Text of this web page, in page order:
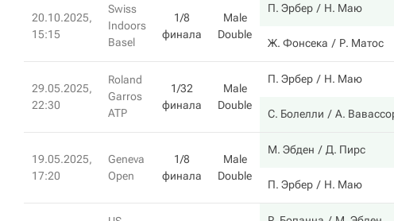
20.10.2025,
15:15
Swiss
Indoors
Basel
1/8
финала
Male
Double
П. Эрбер Н. Маю
Ж. Фонсека Р. Матос
29.05.2025,
22:30
Roland
Garros
ATP
1/32
финала
Male
Double
П. Эрбер Н. Маю
С. Болелли А.
19.05.2025,
17:20
Geneva
Open
1/8
финала
Male
Double
М. Эбден Д. Пирс
П. Эрбер Н. Маю